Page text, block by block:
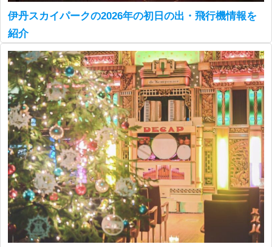
伊丹スカイパークの2026年の初日の出・飛行機情報を
紹介